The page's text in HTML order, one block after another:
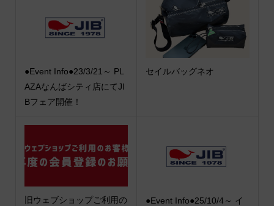
●Event Info●23/3/21～ PL
AZAなんばシティ店にてJI
Bフェア開催！
セイルバッグネオ
旧ウェブショップご利用の
●Event Info●25/10/4～ イ